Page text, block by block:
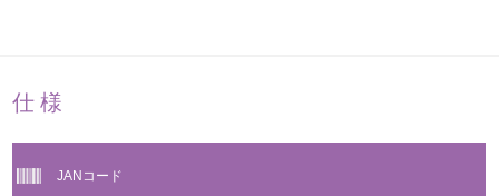
仕様
JANコード